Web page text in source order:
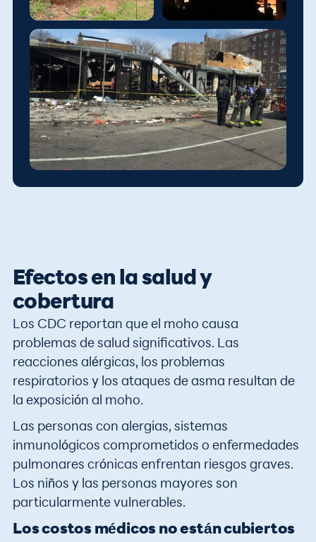
Efectos en la salud y
cobertura
Los CDC reportan que el moho causa
problemas de salud significativos. Las
reacciones alérgicas, los problemas
respiratorios y los ataques de asma resultan de
la exposición al moho.
Las personas con alergias, sistemas
inmunológicos comprometidos o enfermedades
pulmonares crónicas enfrentan riesgos graves.
Los niños y las personas mayores son
particularmente vulnerables.
Los costos médicos no están cubiertos